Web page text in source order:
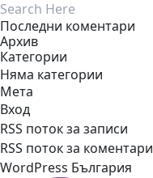
Последни коментари
Архив
Категории
Няма категории
Мета
Вход
RSS поток за записи
RSS поток за коментари
WordPress България